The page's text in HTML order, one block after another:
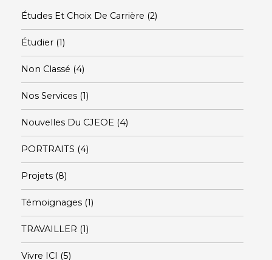
Études Et Choix De Carrière (2)
Étudier (1)
Non Classé (4)
Nos Services (1)
Nouvelles Du CJEOE (4)
PORTRAITS (4)
Projets (8)
Témoignages (1)
TRAVAILLER (1)
Vivre ICI (5)